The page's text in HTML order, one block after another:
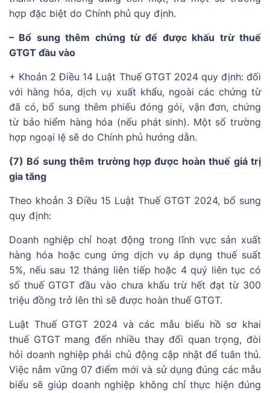
hợp đặc biệt do Chính phủ quy định.
– Bổ sung thêm chứng từ để được khấu trừ thuế
GTGT đầu vào
+ Khoản 2 Điều 14 Luật Thuế GTGT 2024 quy định: đối
với hàng hóa, dịch vụ xuất khẩu, ngoài các chứng từ
đã có, bổ sung thêm phiếu đóng gói, vận đơn, chứng
từ bảo hiểm hàng hóa (nếu phát sinh). Một số trường
hợp ngoại lệ sẽ do Chính phủ hướng dẫn.
(7) Bổ sung thêm trường hợp được hoàn thuế giá trị
gia tăng
Theo khoản 3 Điều 15 Luật Thuế GTGT 2024, bổ sung
quy định:
Doanh nghiệp chỉ hoạt động trong lĩnh vực sản xuất
hàng hóa hoặc cung ứng dịch vụ áp dụng thuế suất
5%, nếu sau 12 tháng liên tiếp hoặc 4 quý liên tục có
số thuế GTGT đầu vào chưa khấu trừ hết đạt từ 300
triệu đồng trở lên thì sẽ được hoàn thuế GTGT.
Luật Thuế GTGT 2024 và các mẫu biểu hồ sơ khai
thuế GTGT mang đến nhiều thay đổi quan trọng, đòi
hỏi doanh nghiệp phải chủ động cập nhật để tuân thủ.
Việc nắm vững 07 điểm mới và sử dụng đúng các mẫu
biểu sẽ giúp doanh nghiệp không chỉ thực hiện đúng